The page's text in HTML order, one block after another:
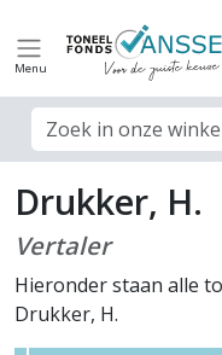
Menu
Zoek veld
Drukker, H.
Vertaler
Hieronder staan alle
Drukker, H.